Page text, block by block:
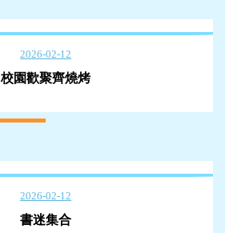
2026-02-12
校園歡聚齊燒烤
2026-02-12
書迷集合